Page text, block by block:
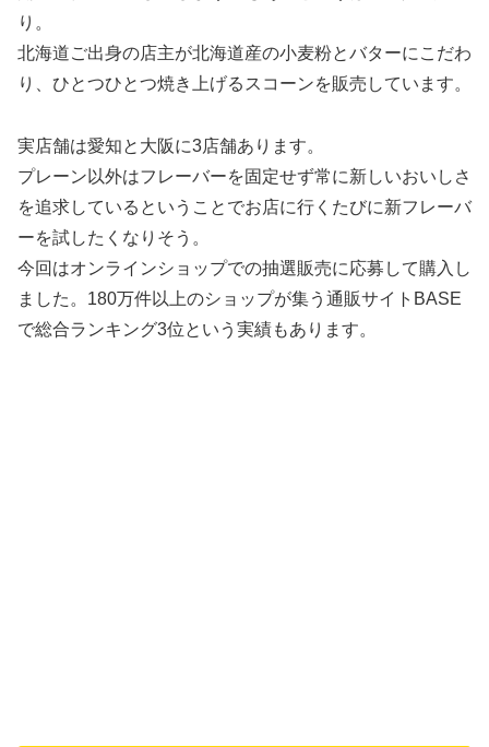
り。
北海道ご出身の店主が北海道産の小麦粉とバターにこだわ
り、ひとつひとつ焼き上げるスコーンを販売しています。
実店舗は愛知と大阪に3店舗あります。
プレーン以外はフレーバーを固定せず常に新しいおいしさ
を追求しているということでお店に行くたびに新フレーバ
ーを試したくなりそう。
今回はオンラインショップでの抽選販売に応募して購入し
ました。180万件以上のショップが集う通販サイトBASE
で総合ランキング3位という実績もあります。